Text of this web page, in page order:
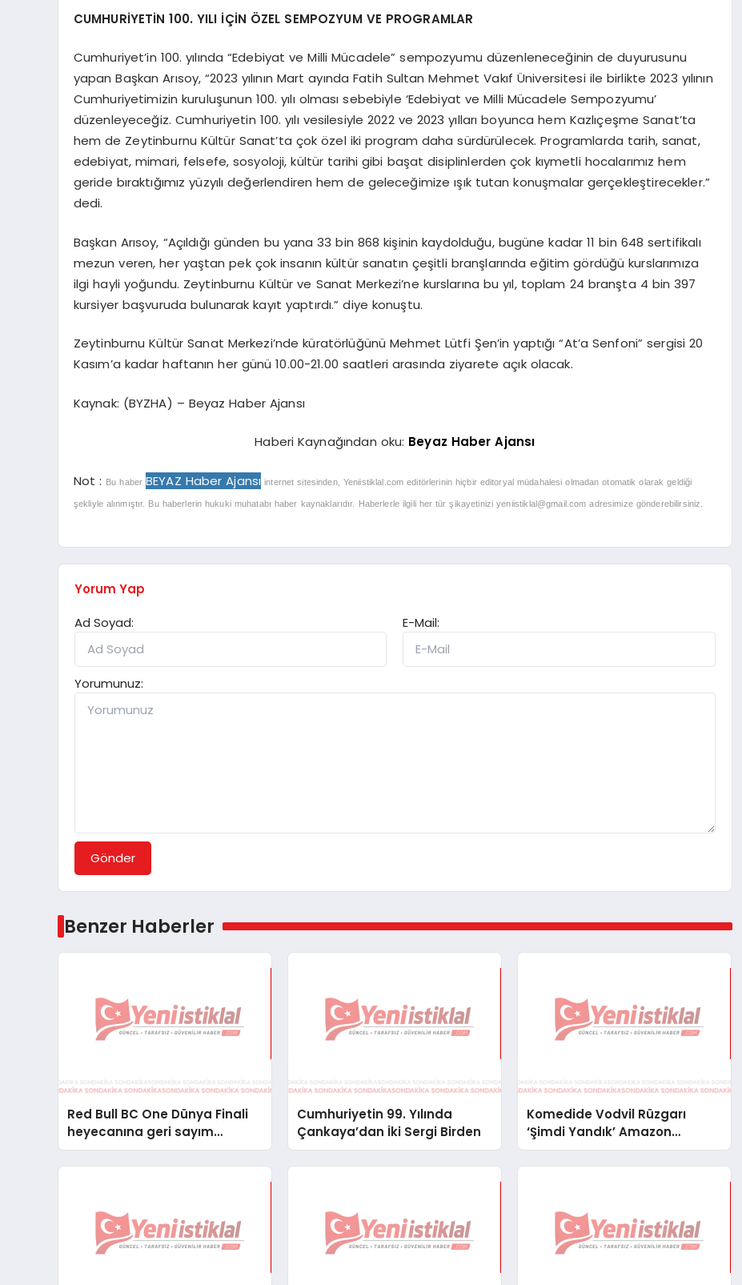
CUMHURİYETİN 100. YILI İÇİN ÖZEL SEMPOZYUM VE PROGRAMLAR
Cumhuriyet’in 100. yılında “Edebiyat ve Milli Mücadele” sempozyumu düzenleneceğinin de duyurusunu
yapan Başkan Arısoy, “2023 yılının Mart ayında Fatih Sultan Mehmet Vakıf Üniversitesi ile birlikte 2023 yılının
Cumhuriyetimizin kuruluşunun 100. yılı olması sebebiyle ‘Edebiyat ve Milli Mücadele Sempozyumu’
düzenleyeceğiz. Cumhuriyetin 100. yılı vesilesiyle 2022 ve 2023 yılları boyunca hem Kazlıçeşme Sanat’ta
hem de Zeytinburnu Kültür Sanat’ta çok özel iki program daha sürdürülecek. Programlarda tarih, sanat,
edebiyat, mimari, felsefe, sosyoloji, kültür tarihi gibi başat disiplinlerden çok kıymetli hocalarımız hem
geride bıraktığımız yüzyılı değerlendiren hem de geleceğimize ışık tutan konuşmalar gerçekleştirecekler.”
dedi.
Başkan Arısoy, “Açıldığı günden bu yana 33 bin 868 kişinin kaydolduğu, bugüne kadar 11 bin 648 sertifikalı
mezun veren, her yaştan pek çok insanın kültür sanatın çeşitli branşlarında eğitim gördüğü kurslarımıza
ilgi hayli yoğundu. Zeytinburnu Kültür ve Sanat Merkezi’ne kurslarına bu yıl, toplam 24 branşta 4 bin 397
kursiyer başvuruda bulunarak kayıt yaptırdı.” diye konuştu.
Zeytinburnu Kültür Sanat Merkezi’nde küratörlüğünü Mehmet Lütfi Şen’in yaptığı “At’a Senfoni” sergisi 20
Kasım’a kadar haftanın her günü 10.00-21.00 saatleri arasında ziyarete açık olacak.
Kaynak: (BYZHA) – Beyaz Haber Ajansı
Haberi Kaynağından oku: Beyaz Haber Ajansı
Not : Bu haber BEYAZ Haber Ajansı internet sitesinden, Yeniistiklal.com editörlerinin hiçbir editoryal müdahalesi olmadan otomatik olarak geldiği
şekliyle alınmıştır. Bu haberlerin hukuki muhatabı haber kaynaklarıdır. Haberlerle ilgili her tür şikayetiniziyeniistiklal@gmail.com adresimize gönderebilirsiniz.
Yorum Yap
Ad Soyad:
E-Mail:
Yorumunuz:
Gönder
Benzer Haberler
Red Bull BC One Dünya Finali
heyecanına geri sayım
başladı
Cumhuriyetin 99. Yılında
Çankaya’dan İki Sergi Birden
Komedide Vodvil Rüzgarı
‘Şimdi Yandık’ Amazon
Prime’da